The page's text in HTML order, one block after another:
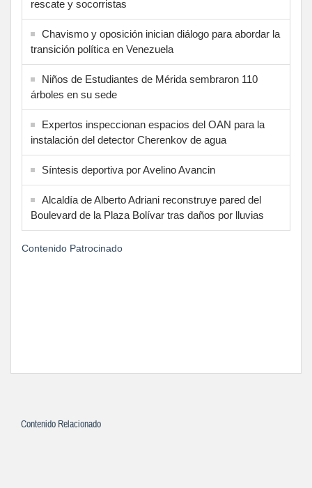
rescate y socorristas
Chavismo y oposición inician diálogo para abordar la
transición política en Venezuela
Niños de Estudiantes de Mérida sembraron 110
árboles en su sede
Expertos inspeccionan espacios del OAN para la
instalación del detector Cherenkov de agua
Síntesis deportiva por Avelino Avancin
Alcaldía de Alberto Adriani reconstruye pared del
Boulevard de la Plaza Bolívar tras daños por lluvias
Contenido Patrocinado
Contenido Relacionado